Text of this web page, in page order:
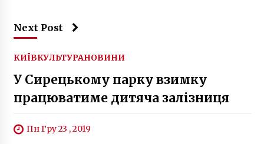
Next Post
КИЇВКУЛЬТУРАНОВИНИ
У Сирецькому парку взимку
працюватиме дитяча залізниця
Пн Гру 23 , 2019